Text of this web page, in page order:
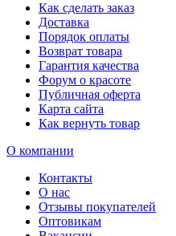
Как сделать заказ
Доставка
Порядок оплаты
Возврат товара
Гарантия качества
Форум о красоте
Публичная оферта
Карта сайта
Как вернуть товар
О компании
Контакты
О нас
Отзывы покупателей
Оптовикам